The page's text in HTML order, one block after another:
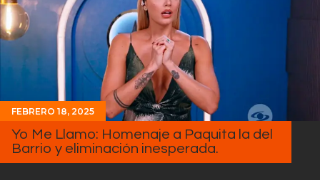
FEBRERO 18, 2025
Yo Me Llamo: Homenaje a Paquita la del
Barrio y eliminación inesperada.